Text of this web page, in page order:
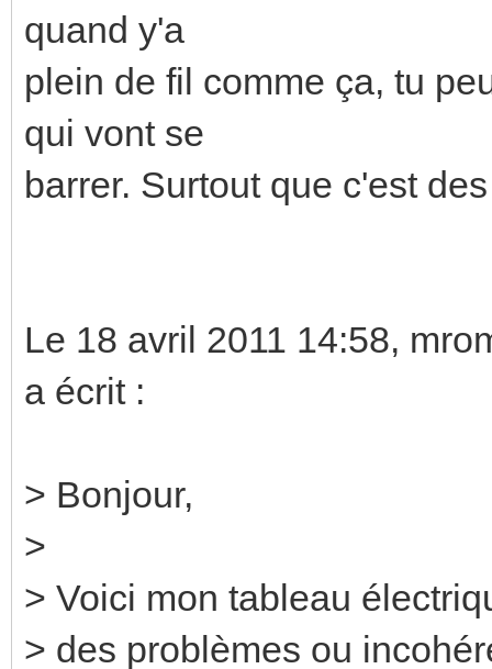
quand y'a
plein de fil comme ça, tu
qui vont se
barrer. Surtout que c'est
Le 18 avril 2011 14:58,
a écrit :
> Bonjour,
>
> Voici mon tableau
> des problèmes ou